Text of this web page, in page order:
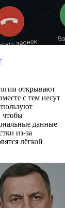
открывают
с тем несут
чтобы
данные
из‑за
лёгкой